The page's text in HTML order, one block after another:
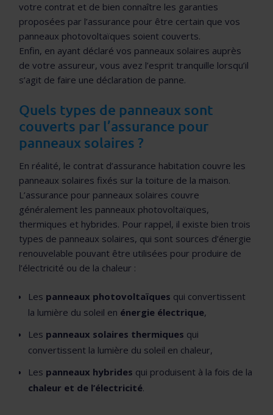
votre contrat et de bien connaître les garanties
proposées par l’assurance pour être certain que vos
panneaux photovoltaïques soient couverts.
Enfin, en ayant déclaré vos panneaux solaires auprès
de votre assureur, vous avez l’esprit tranquille lorsqu’il
s’agit de faire une déclaration de panne.
Quels types de panneaux sont
couverts par l’assurance pour
panneaux solaires ?
En réalité, le contrat d’assurance habitation couvre les
panneaux solaires fixés sur la toiture de la maison.
L’assurance pour panneaux solaires couvre
généralement les panneaux photovoltaïques,
thermiques et hybrides. Pour rappel, il existe bien trois
types de panneaux solaires, qui sont sources d’énergie
renouvelable pouvant être utilisées pour produire de
l’électricité ou de la chaleur :
Les panneaux photovoltaïques qui convertissent
la lumière du soleil en énergie électrique,
Les panneaux solaires thermiques qui
convertissent la lumière du soleil en chaleur,
Les panneaux hybrides qui produisent à la fois de la
chaleur et de l’électricité.